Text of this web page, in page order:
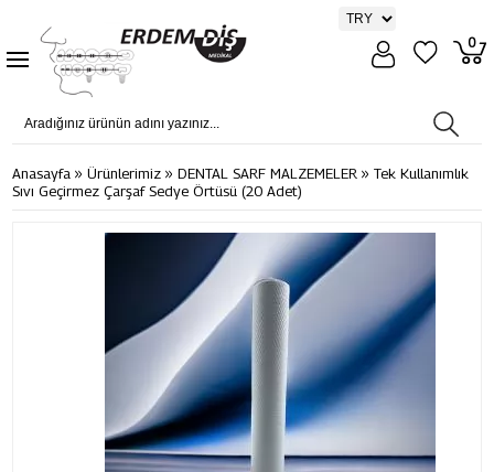
0
Anasayfa » Ürünlerimiz » DENTAL SARF MALZEMELER » Tek Kullanımlık
Sıvı Geçirmez Çarşaf Sedye Örtüsü (20 Adet)